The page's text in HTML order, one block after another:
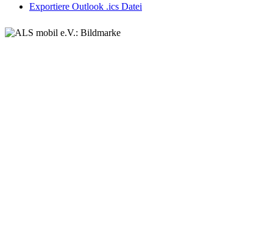
Exportiere Outlook .ics Datei